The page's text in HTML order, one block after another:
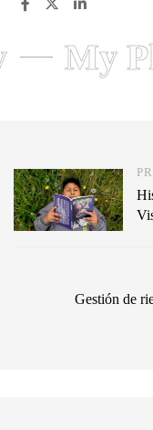
My
Gestión de